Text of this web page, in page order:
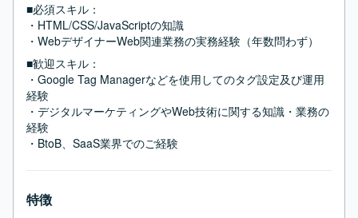
■必須スキル：
・HTML/CSS/JavaScriptの知識
・WebデザイナーWeb関連業務の実務経験（年数問わず）
■歓迎スキル：
・Google Tag Managerなどを使用してのタグ設定及び運用
経験
・デジタルマーケティングやWeb技術に関する知識・業務の
経験
・BtoB、SaaS業界でのご経験
特徴